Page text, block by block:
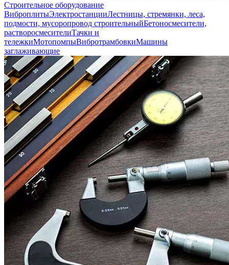
Строительное оборудование
ВиброплитыЭлектростанцииЛестницы, стремянки, леса,
подмости, мусоропровод строительныйБетоносмесители,
растворосмесителиТачки и
тележкиМотопомпыВибротрамбовкиМашины
заглаживающие